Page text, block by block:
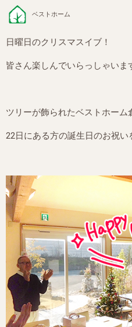
ベストホーム
日曜日のクリスマスイブ！
皆さん楽しんでいらっしゃいま
ツリーが飾られたベストホーム
22日にある方の誕生日のお祝い